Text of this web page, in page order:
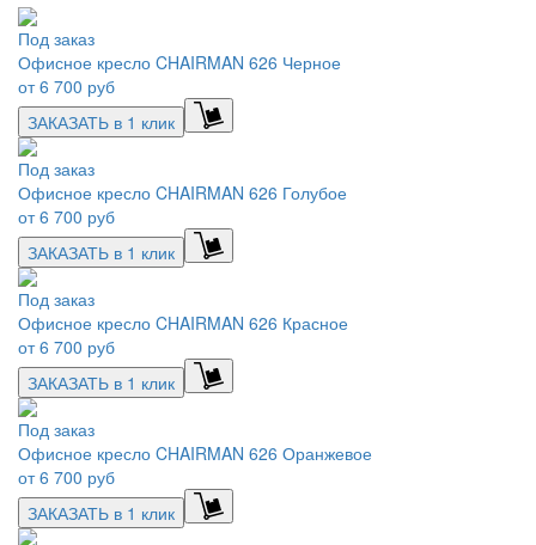
Под заказ
Офисное кресло CHAIRMAN 626 Черное
от6 700 руб
ЗАКАЗАТЬ в 1 клик
Под заказ
Офисное кресло CHAIRMAN 626 Голубое
от6 700 руб
ЗАКАЗАТЬ в 1 клик
Под заказ
Офисное кресло CHAIRMAN 626 Красное
от6 700 руб
ЗАКАЗАТЬ в 1 клик
Под заказ
Офисное кресло CHAIRMAN 626 Оранжевое
от6 700 руб
ЗАКАЗАТЬ в 1 клик